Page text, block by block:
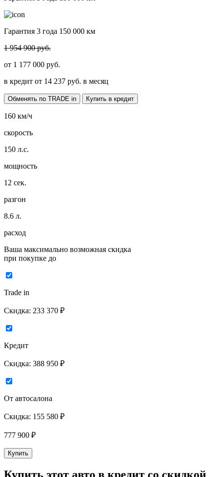
Гарантия 3 года 150 000 км
1 954 900 руб.
от 1 177 000 руб.
в кредит от 14 237 руб. в месяц
Обменять по TRADE in Купить в кредит
160 км/ч
скорость
150 л.с.
мощность
12 сек.
разгон
8.6 л.
расход
Ваша максимально возможная скидка
при покупке до
Trade in
Скидка: 233 370 ₽
Кредит
Скидка: 388 950 ₽
От автосалона
Скидка: 155 580 ₽
777 900 ₽
Купить